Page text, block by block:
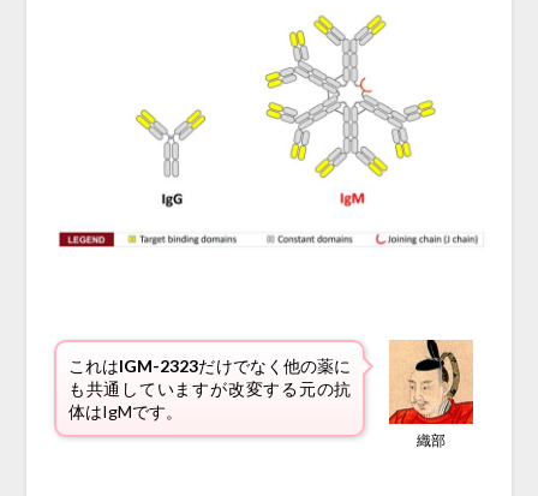
これはIGM-2323だけでなく他の薬に
も共通していますが改変する元の抗
体はIgMです。
織部